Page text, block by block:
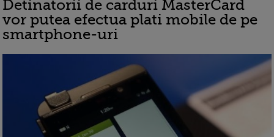
Detinatorii de carduri MasterCard
vor putea efectua plati mobile de pe
smartphone-uri